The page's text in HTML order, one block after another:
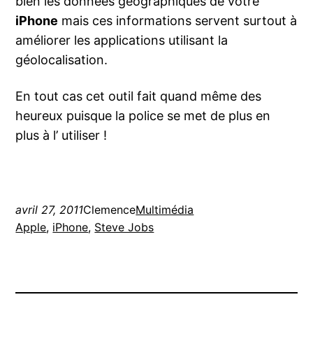
iPhone mais ces informations servent surtout à
améliorer les applications utilisant la
géolocalisation.
En tout cas cet outil fait quand même des
heureux puisque la police se met de plus en
plus à l’ utiliser !
avril 27, 2011ClemenceMultimédia
Apple, iPhone, Steve Jobs